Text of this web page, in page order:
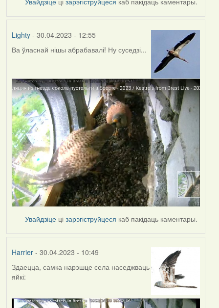
Lighty- 30.04.2023 - 12:55
Ва ўласнай нішы абрабавалі! Ну суседзі...
Увайдзіце цізарэгіструйцеся каб пакідаць каментары.
Harrier- 30.04.2023 - 10:49
Здаецца, самка нарэшце села наседжваць
яйкі: